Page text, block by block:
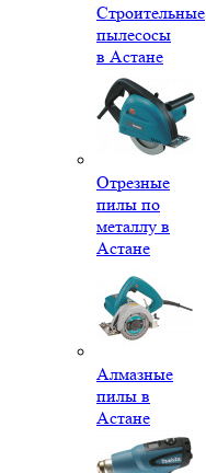
Строительные
пылесосы
в Астане
Отрезные
пилы по
металлу в
Астане
Алмазные
пилы в
Астане